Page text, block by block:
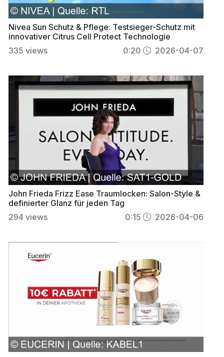
Nivea Sun Schutz & Pflege: Testsieger-Schutz mit
innovativer Citrus Cell Protect Technologie
335 views 0:20 2026-04-07
John Frieda Frizz Ease Traumlocken: Salon-Style &
definierter Glanz für jeden Tag
294 views 0:15 2026-04-06